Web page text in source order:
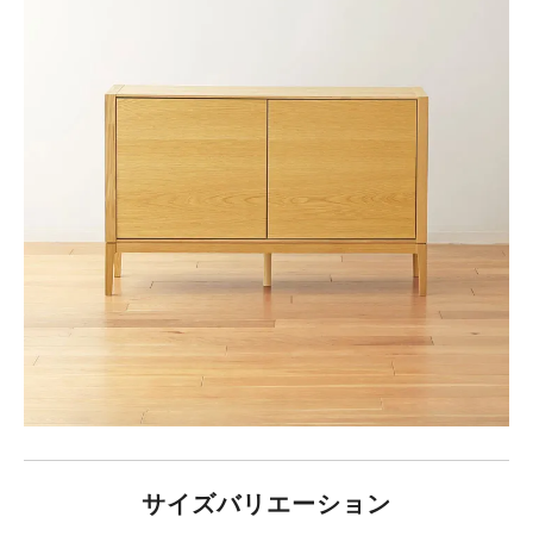
サイズバリエーション